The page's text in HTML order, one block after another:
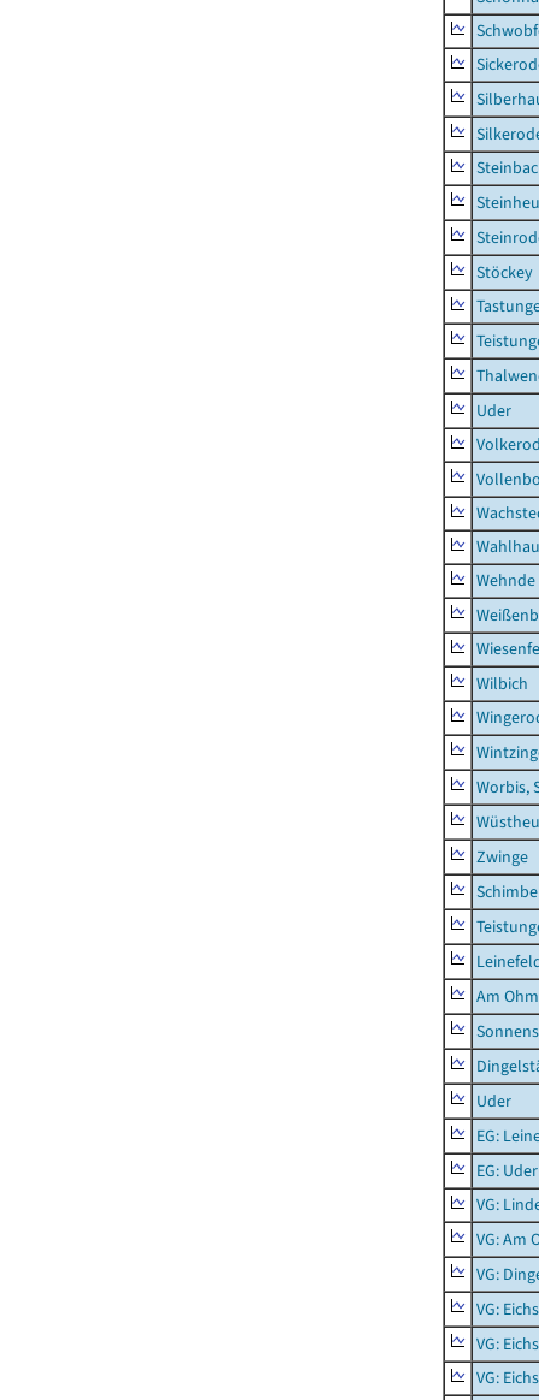
Stöckey
Uder
Wehnde
Wilbich
Worbis,
Zwinge
Am
Uder
EG:
EG: Uder
VG:
VG: Am
VG:
VG:
VG:
VG: